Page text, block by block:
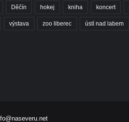
Děčín hokej kniha koncert
výstava zoo liberec ústí nad labem